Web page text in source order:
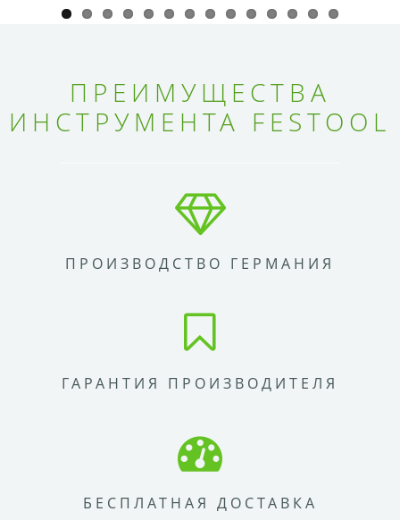
ПРЕИМУЩЕСТВА
ИНСТРУМЕНТА FESTOOL
ПРОИЗВОДСТВО ГЕРМАНИЯ
ГАРАНТИЯ ПРОИЗВОДИТЕЛЯ
БЕСПЛАТНАЯ ДОСТАВКА